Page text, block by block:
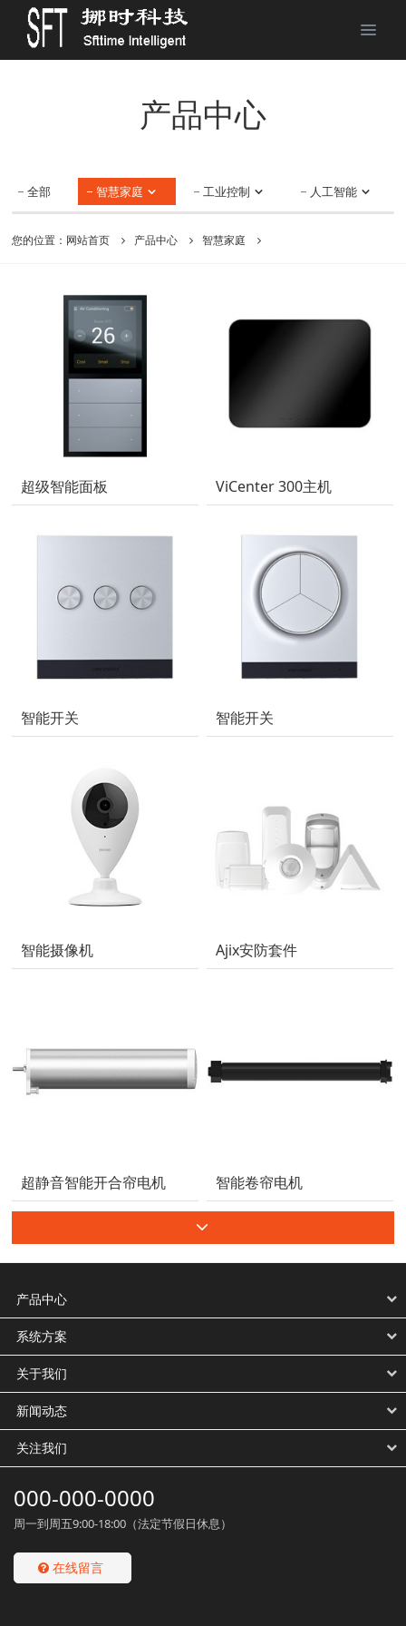
产品中心
全部 智慧家庭 工业控制 人工智能
您的位置： 网站首页 产品中心 智慧家庭
超级智能面板 ViCenter 300主机
智能开关 智能开关
智能摄像机 Ajix安防套件
超静音智能开合帘电机 智能卷帘电机
产品中心
系统方案
关于我们
新闻动态
关注我们
000-000-0000
周一到周五9:00-18:00（法定节假日休息）
在线留言